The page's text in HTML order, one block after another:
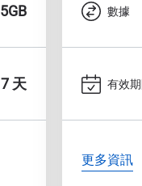
5GB
7 天
數據
有效
更多資訊